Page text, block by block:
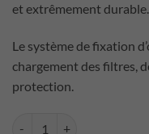
et extrêmement durable.
Le système de fixation
chargement des filtres,
protection.